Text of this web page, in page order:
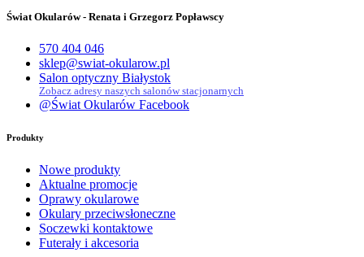
Świat Okularów - Renata i Grzegorz Popławscy
570 404 046
sklep@swiat-okularow.pl
Salon optyczny Białystok
Zobacz adresy naszych salonów stacjonarnych
@Świat Okularów Facebook
Produkty
Nowe produkty
Aktualne promocje
Oprawy okularowe
Okulary przeciwsłoneczne
Soczewki kontaktowe
Futerały i akcesoria